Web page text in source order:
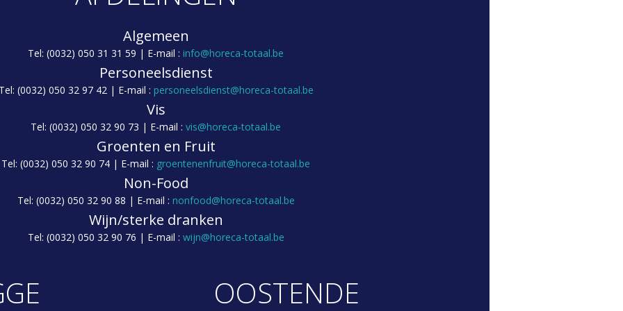
Algemeen
Tel: (0032) 050 31 31 59 | E-mail : info@horeca-totaal.be
Personeelsdienst
(0032) 050 32 97 42 | E-mail : personeelsdienst@horeca-totaal.be
Vis
Tel: (0032) 050 32 90 73 | E-mail : vis@horeca-totaal.be
Groenten en Fruit
Tel: (0032) 050 32 90 74 | E-mail : groentenenfruit@horeca-totaal.be
Non-Food
Tel: (0032) 050 32 90 88 | E-mail : nonfood@horeca-totaal.be
Wijn/sterke dranken
Tel: (0032) 050 32 90 76 | E-mail : wijn@horeca-totaal.be
OOSTENDE